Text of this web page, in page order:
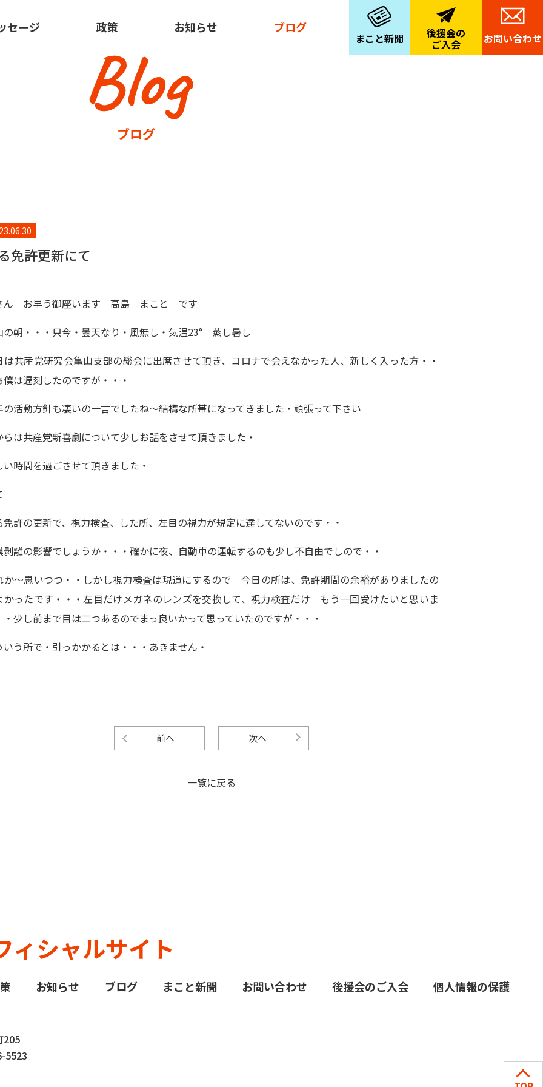
セージ 政策 お知らせ ブログ
まこと新聞 後援会の
ご入会 お問い合わせ
Blog
ブログ
免許更新にて
ん お早う御座います 高島 まこと です
の朝・・・只今・曇天なり・風無し・気温23° 蒸し暑し
は共産党研究会亀山支部の総会に出席させて頂き、コロナで会えなかった人、新しく入った方・・
僕は遅刻したのですが・・・
の活動方針も凄いの一言でしたね～結構な所帯になってきました・頑張って下さい
らは共産党新喜劇について少しお話をさせて頂きました・
い時間を過ごさせて頂きました・
免許の更新で、視力検査、した所、左目の視力が規定に達してないのです・・
剥離の影響でしょうか・・・確かに夜、自動車の運転するのも少し不自由でしので・・
か～思いつつ・・しかし視力検査は現道にするので 今日の所は、免許期間の余裕がありましたの
かったです・・・左目だけメガネのレンズを交換して、視力検査だけ もう一回受けたいと思いま
・少し前まで目は二つあるのでまっ良いかって思っていたのですが・・・
いう所で・引っかかるとは・・・あきません・
前へ 次へ
一覧に戻る
ィシャルサイト
お知らせ ブログ まこと新聞 お問い合わせ 後援会のご入会 個人情報の保護
205
5523